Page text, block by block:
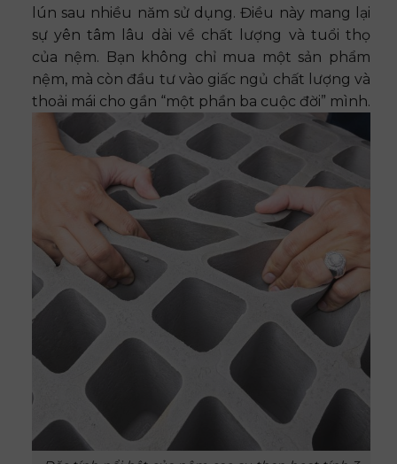
lún sau nhiều năm sử dụng. Điều này mang lại
sự yên tâm lâu dài về chất lượng và tuổi thọ
của nệm. Bạn không chỉ mua một sản phẩm
nệm, mà còn đầu tư vào giấc ngủ chất lượng và
thoải mái cho gần “một phần ba cuộc đời” mình.